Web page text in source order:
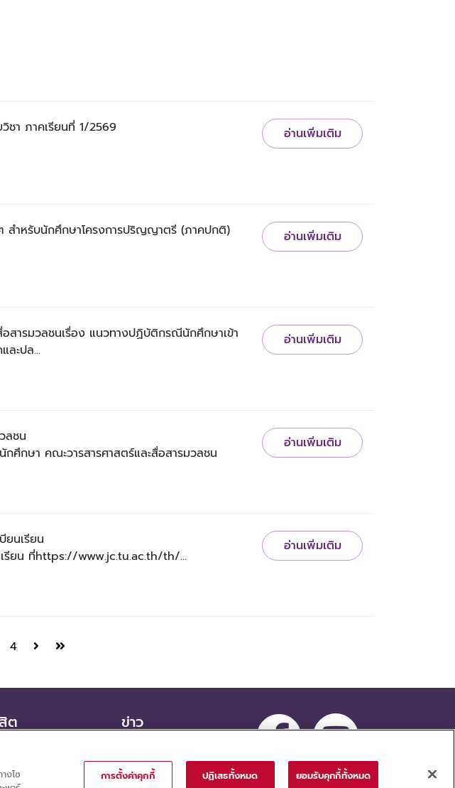
ชา ภาคเรียนที่ 1/2569 อ่านเพิ่มเติม
สำหรับนักศึกษาโครงการปริญญาตรี (ภาคปกติ) อ่านเพิ่มเติม
อสารมวลชนเรื่อง แนวทางปฏิบัติกรณีนักศึกษาเข้า
ละปล...
อ่านเพิ่มเติม
ลชน
กศึกษา คณะวารสารศาสตร์และสื่อสารมวลชน
อ่านเพิ่มเติม
ยนเรียน
เรียน ที่https://www.jc.tu.ac.th/th/...
อ่านเพิ่มเติม
4
ต ข่าว
รับสมัครงาน
งโซ
การตั้งค่าคุกกี้ ปฏิเสธทั้งหมด ยอมรับคุกกี้ทั้งหมด